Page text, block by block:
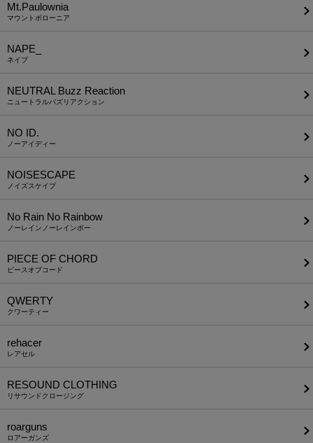
Mt.Paulownia
マウントポローニア
NAPE_
ネイプ
NEUTRAL Buzz Reaction
ニュートラルバズリアクション
NO ID.
ノーアイディー
NOISESCAPE
ノイズスケイプ
No Rain No Rainbow
ノーレインノーレインボー
PIECE OF CHORD
ピースオブコード
QWERTY
クワーティー
rehacer
レアセル
RESOUND CLOTHING
リサウンドクロージング
roarguns
ロアーガンズ